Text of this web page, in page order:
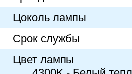
Цоколь лампы
Срок службы
Цвет лампы